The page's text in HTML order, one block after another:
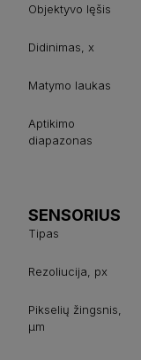
Objektyvo lęšis
Didinimas, x
Matymo laukas
Aptikimo
diapazonas
SENSORIUS
Tipas
Rezoliucija, px
Pikselių žingsnis,
µm